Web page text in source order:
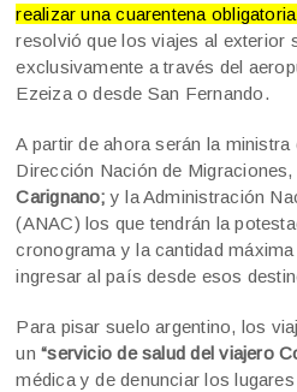
realizar una cuarentena
resolvió que los viajes al exterior
exclusivamente a través del
Ezeiza o desde San Fernando.
A partir de ahora serán la ministra
Dirección Nación de Migraciones,
Carignano;y la Administración
(ANAC) los que tendrán la
cronograma y la cantidad
ingresar al país desde esos
Para pisar suelo argentino, los
un“servicio de salud del viajero
médica y de denunciar los